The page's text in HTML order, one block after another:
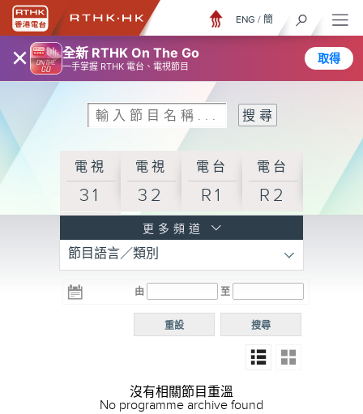
× 全新 RTHK On The Go
一手掌握 RTHK 電台、電視節目
取得
ENG / 簡
電視
31
電視
32
電台
R1
電台
R2
R3
電台 電台
R5
電台
普通
更多頻道
節目語言／類別
由 至
搜尋
重設
沒有相關節目重溫
No programme archive found